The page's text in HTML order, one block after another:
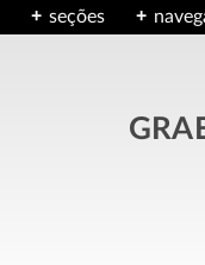
seções